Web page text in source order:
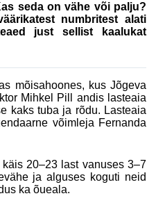
seda on vähe või palju?
numbritest alati
just sellist kaalukat
mõisahoones, kus Jõgeva
Mihkel Pill andis lasteaia
kaks tuba ja rõdu. Lasteaia
võimleja Fernanda
20‒23 last vanuses 3‒7
ja alguses koguti neid
ka õueala.